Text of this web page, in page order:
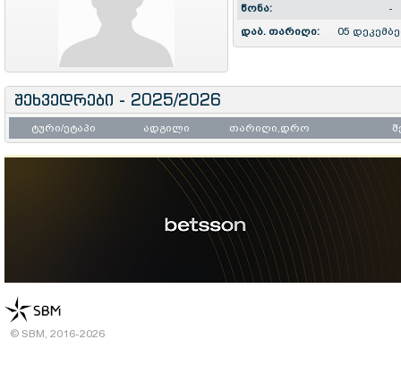
წონა:
-
დაბ. თარიღი:
05
შეხვედრები - 2025/2026
ტური/ეტაპი ადგილი თარიღი,დრო
© SBM, 2016-2026